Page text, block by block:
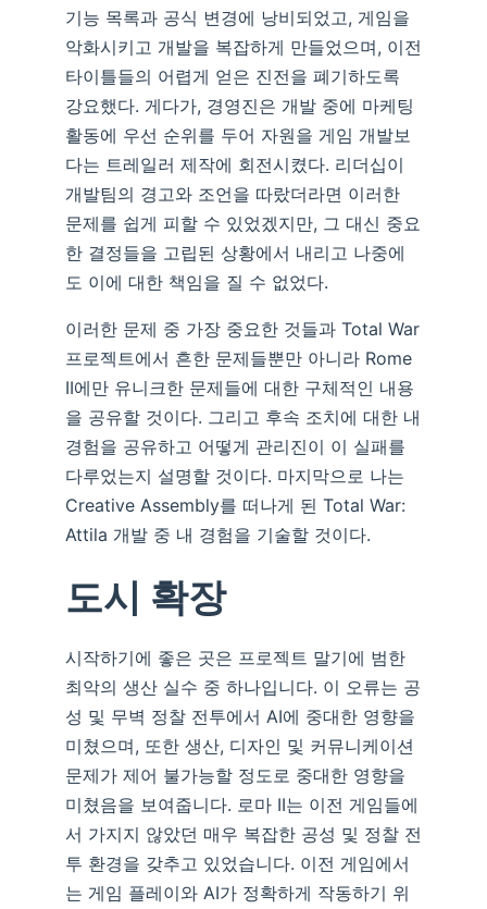
기능 목록과 공식 변경에 낭비되었고, 게임을
악화시키고 개발을 복잡하게 만들었으며, 이전
타이틀들의 어렵게 얻은 진전을 폐기하도록
강요했다. 게다가, 경영진은 개발 중에 마케팅
활동에 우선 순위를 두어 자원을 게임 개발보
다는 트레일러 제작에 회전시켰다. 리더십이
개발팀의 경고와 조언을 따랐더라면 이러한
문제를 쉽게 피할 수 있었겠지만, 그 대신 중요
한 결정들을 고립된 상황에서 내리고 나중에
도 이에 대한 책임을 질 수 없었다.
이러한 문제 중 가장 중요한 것들과 Total War
프로젝트에서 흔한 문제들뿐만 아니라 Rome
II에만 유니크한 문제들에 대한 구체적인 내용
을 공유할 것이다. 그리고 후속 조치에 대한 내
경험을 공유하고 어떻게 관리진이 이 실패를
다루었는지 설명할 것이다. 마지막으로 나는
Creative Assembly를 떠나게 된 Total War:
Attila 개발 중 내 경험을 기술할 것이다.
도시 확장
시작하기에 좋은 곳은 프로젝트 말기에 범한
최악의 생산 실수 중 하나입니다. 이 오류는 공
성 및 무벽 정찰 전투에서 AI에 중대한 영향을
미쳤으며, 또한 생산, 디자인 및 커뮤니케이션
문제가 제어 불가능할 정도로 중대한 영향을
미쳤음을 보여줍니다. 로마 II는 이전 게임들에
서 가지지 않았던 매우 복잡한 공성 및 정찰 전
투 환경을 갖추고 있었습니다. 이전 게임에서
는 게임 플레이와 AI가 정확하게 작동하기 위